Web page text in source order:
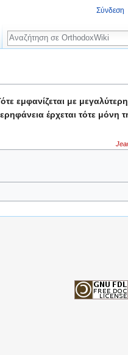
εμφανίζεται με μεγαλύτερη
έρχεται τότε μόνη
Σύνδεση
Αναζήτηση